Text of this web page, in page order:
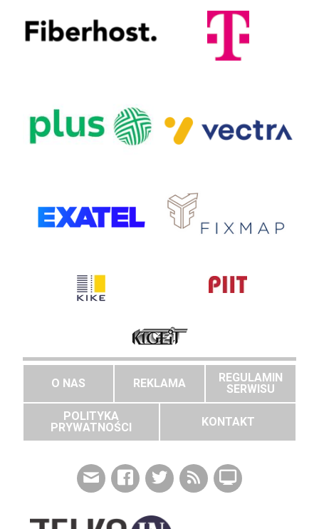
O NAS REKLAMA
REGULAMIN
SERWISU
POLITYKA
PRYWATNOŚCI
KONTAKT